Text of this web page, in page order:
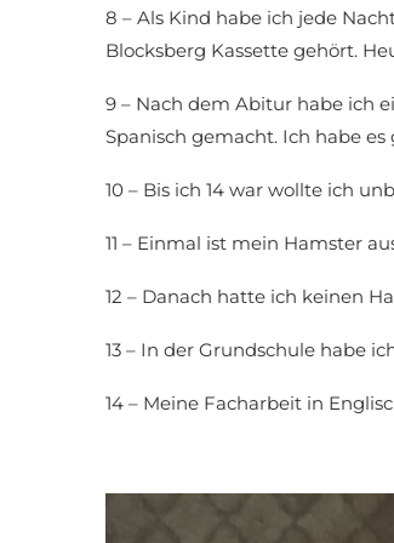
8 – Als Kind habe ich jede
Blocksberg Kassette gehört.
9 – Nach dem Abitur habe ich
Spanisch gemacht. Ich habe
10 – Bis ich 14 war wollte ich
11 – Einmal ist mein Hamster
12 – Danach hatte ich keinen
13 – In der Grundschule habe
14 – Meine Facharbeit in